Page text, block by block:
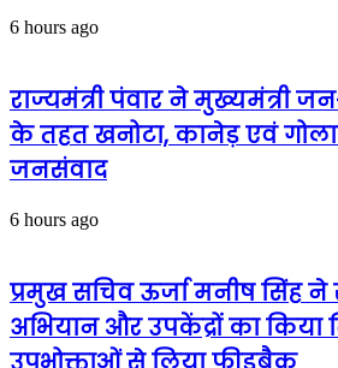
6 hours ago
राज्यमंत्री पंवार ने मुख्यमंत्री
के तहत खनोटा, कानेड़ एवं
जनसंवाद
6 hours ago
प्रमुख सचिव ऊर्जा मनीष सिंह ने
अभियान और उपकेंद्रों का किया